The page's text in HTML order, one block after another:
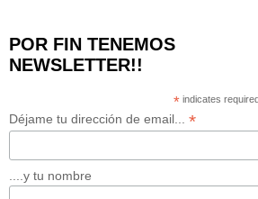
POR FIN TENEMOS
NEWSLETTER!!
* indicates
Déjame tu dirección de email... *
....y tu nombre